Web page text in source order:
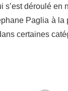
déroulé en
Paglia à la
certaines